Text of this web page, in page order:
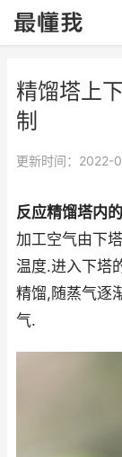
精馏塔上
制
更新时间：2022-
反应精馏塔内
加工空气由下
温度.进入下塔
精馏,随蒸气逐
气.